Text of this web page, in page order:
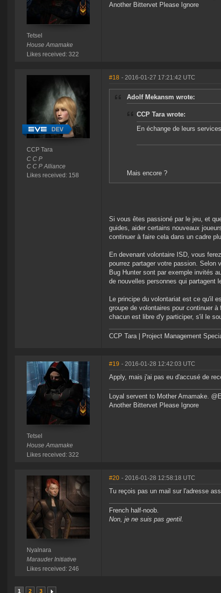
Tetsel
House Amamake
Likes received: 322
Another Bittervet Please Ignore
CCP Tara
C C P
C C P Alliance
Likes received: 158
#18 - 2016-01-27 17:21:42 UTC
Adolf Mekansm wrote:
CCP Tara wrote:
En échange de leurs
Mais encore ?
Si vous êtes passioné par le jeu, et
guides, aider certains nouveaux
continuer à faire cela dans un cadre
En devenant volontaire ISD, vous
pourrez partager votre passion. Selon
Bug Hunter sont par exemple invités
de nouvelles personnes qui partagent
Le principe du volontariat est ce qu'il
groupe de volontaires pour continuer
chacun est libre d'y participer, s'il le
CCP Tara | Project Management
Tetsel
House Amamake
Likes received: 322
#19 - 2016-01-28 12:42:03 UTC
Apply, mais j'ai pas eu d'accusé de
Loyal servent to Mother Amamake.
Another Bittervet Please Ignore
Nyalnara
Marauder Initiative
Likes received: 246
#20 - 2016-01-28 12:58:18 UTC
Tu reçois pas un mail sur l'adresse
French half-noob.
Non, je ne suis pas gentil.
1 2 3